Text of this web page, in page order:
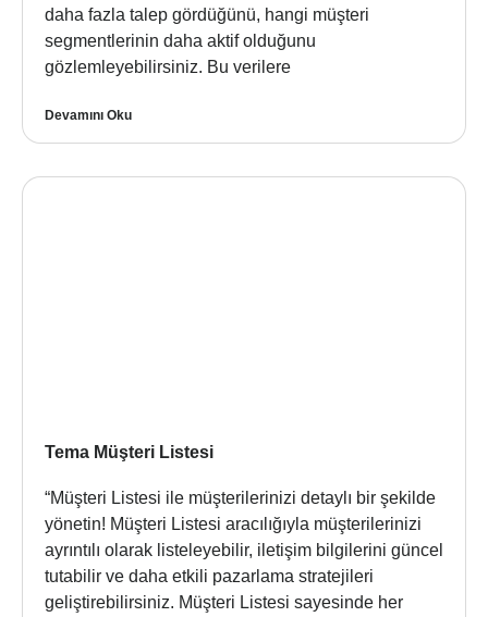
daha fazla talep gördüğünü, hangi müşteri
segmentlerinin daha aktif olduğunu
gözlemleyebilirsiniz. Bu verilere
Devamını Oku
Tema Müşteri Listesi
“Müşteri Listesi ile müşterilerinizi detaylı bir şekilde
yönetin! Müşteri Listesi aracılığıyla müşterilerinizi
ayrıntılı olarak listeleyebilir, iletişim bilgilerini güncel
tutabilir ve daha etkili pazarlama stratejileri
geliştirebilirsiniz. Müşteri Listesi sayesinde her